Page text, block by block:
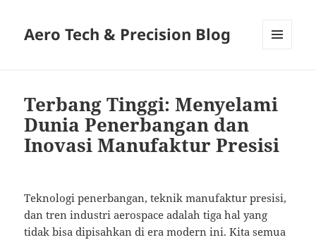
Aero Tech & Precision Blog
Terbang Tinggi: Menyelami
Dunia Penerbangan dan
Inovasi Manufaktur Presisi
Teknologi penerbangan, teknik manufaktur presisi,
dan tren industri aerospace adalah tiga hal yang
tidak bisa dipisahkan di era modern ini. Kita semua